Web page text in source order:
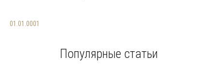
01.01.0001
Популярные статьи